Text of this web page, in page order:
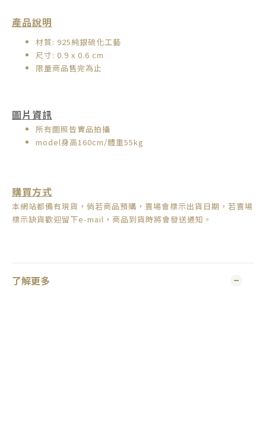
產品說明
材質: 925純銀硫化工藝
尺寸: 0.9 x 0.6 cm
限量商品售完為止
圖片資訊
所有圖照皆實品拍攝
model身高160cm/體重55kg
購買方式
本網站都備有現貨，倘若商品預購，賣場會標示出貨日期， 若賣場
標示缺貨歡迎留下e-mail，商品到貨時將會發送通知。
了解更多